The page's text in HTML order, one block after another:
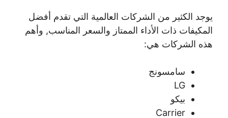
يوجد الكثير من الشركات العالمية التي تقدم أفضل
المكيفات ذات الأداء الممتاز والسعر المناسب, وأهم
هذه الشركات هي:
سامسونج
LG
بيكو
Carrier